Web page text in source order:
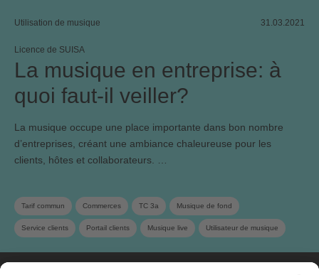
Utilisation de musique 31.03.2021
Licence de SUISA
La musique en entreprise: à
quoi faut-il veiller?
La musique occupe une place importante dans bon nombre
d’entreprises, créant une ambiance chaleureuse pour les
clients, hôtes et collaborateurs. …
Tarif commun Commerces TC 3a Musique de fond
Service clients Portail clients Musique live Utilisateur de musique